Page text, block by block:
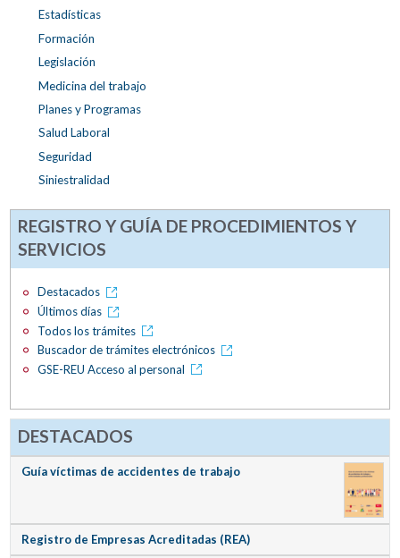
Estadísticas
Formación
Legislación
Medicina del trabajo
Planes y Programas
Salud Laboral
Seguridad
Siniestralidad
REGISTRO Y GUÍA DE PROCEDIMIENTOS Y
SERVICIOS
Destacados
Últimos días
Todos los trámites
Buscador de trámites electrónicos
GSE-REU Acceso al personal
DESTACADOS
Guía víctimas de accidentes de trabajo
Registro de Empresas Acreditadas (REA)